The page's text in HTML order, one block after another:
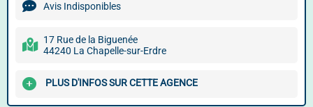
Avis Indisponibles
17 Rue de la Biguenée
44240 La Chapelle-sur-Erdre
PLUS D'INFOS SUR CETTE AGENCE